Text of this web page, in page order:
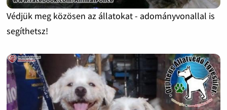
Védjük meg közösen az állatokat - adományvonallal is
segíthetsz!